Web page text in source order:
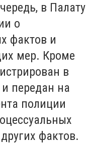
в Палату
о
фактов и
мер. Кроме
в
передан на
полиции
фактов.